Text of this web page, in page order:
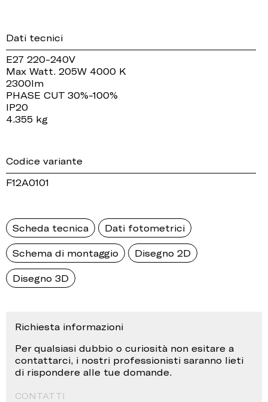
Dati tecnici
E27 220-240V
Max Watt. 205W 4000 K
2300lm
PHASE CUT 30%-100%
IP20
4.355 kg
Codice variante
F12A0101
Scheda tecnica Dati fotometrici
Schema di montaggio Disegno 2D
Disegno 3D
Richiesta informazioni
Per qualsiasi dubbio o curiosità non esitare a
contattarci, i nostri professionisti saranno lieti
di rispondere alle tue domande.
CONTATTI